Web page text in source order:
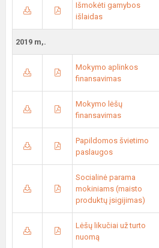
Išmokėti gamybos
išlaidas
2019 m,.
Mokymo aplinkos
finansavimas
Mokymo lėšų
finansavimas
Papildomos švietimo
paslaugos
Socialinė parama
mokiniams (maisto
produktų įsigijimas)
Lėšų likučiai už turto
nuomą